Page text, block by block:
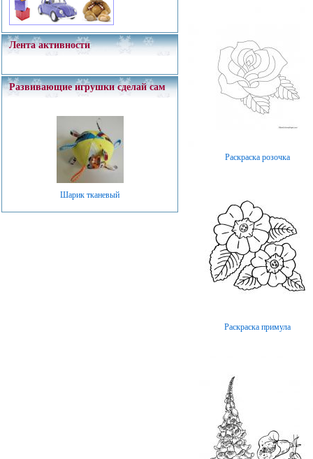
Лента активности
Развивающие игрушки сделай сам
Шарик тканевый
Раскраска розочка
Раскраска примула